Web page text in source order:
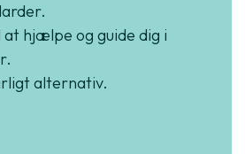
hjælpe og guide dig i
alternativ.